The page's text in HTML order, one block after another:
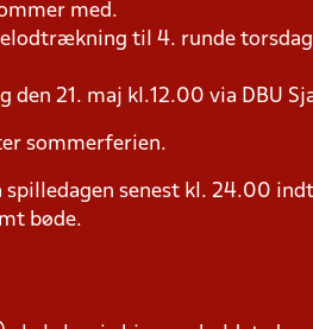
med.
til 4. runde
21. maj kl.12.00 via DBU
sommerferien.
spilledagen senest kl. 24.00
bøde.